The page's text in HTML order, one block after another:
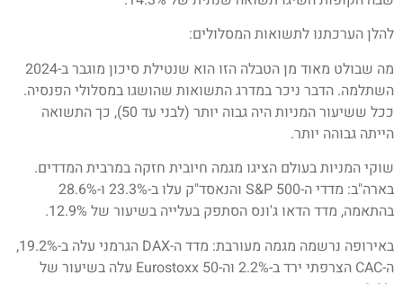
להלן הערכתנו לתשואות המסלולים:
מה שבולט מאוד מן הטבלה הזו הוא שנטילת סיכון מוגבר ב-2024
השתלמה. הדבר ניכר במדרג התשואות שהושגו במסלולי הפנסיה.
ככל ששיעור המניות היה גבוה יותר (לבני עד 50), כך התשואה
הייתה גבוהה יותר.
שוקי המניות בעולם הציגו מגמה חיובית חזקה במרבית המדדים.
בארה"ב: מדדי ה-500 S&P והנאסד"ק עלו ב-23.3% ו-28.6%
בהתאמה, מדד הדאו ג'ונס הסתפק בעלייה בשיעור של 12.9%.
באירופה נרשמה מגמה מעורבת: מדד ה-DAX הגרמני עלה ב-19.2%,
ה-CAC הצרפתי ירד ב-2.2% וה-Eurostoxx 50 עלה בשיעור של